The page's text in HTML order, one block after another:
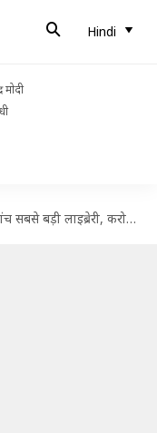
Hindi
मोदी
करोड़ों किताबों और प्राचीन दस्तावेजों का घर